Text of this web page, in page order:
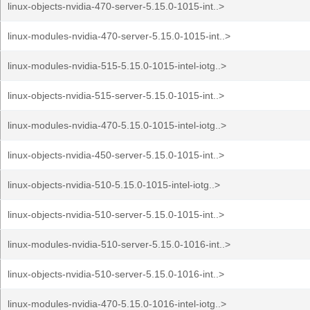
linux-objects-nvidia-470-server-5.15.0-1015-int..>
linux-modules-nvidia-470-server-5.15.0-1015-int..>
linux-modules-nvidia-515-5.15.0-1015-intel-iotg..>
linux-objects-nvidia-515-server-5.15.0-1015-int..>
linux-modules-nvidia-470-5.15.0-1015-intel-iotg..>
linux-objects-nvidia-450-server-5.15.0-1015-int..>
linux-objects-nvidia-510-5.15.0-1015-intel-iotg..>
linux-objects-nvidia-510-server-5.15.0-1015-int..>
linux-modules-nvidia-510-server-5.15.0-1016-int..>
linux-objects-nvidia-510-server-5.15.0-1016-int..>
linux-modules-nvidia-470-5.15.0-1016-intel-iotg..>